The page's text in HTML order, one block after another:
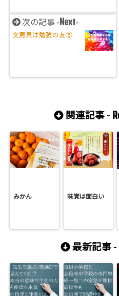
次の記事 -Next-
文房具は勉強の友⑤
関連記事 -
みかん 味覚は面白い
最新記事 -